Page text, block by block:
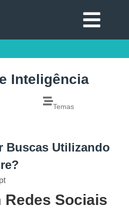
Inteligência
Temas
Buscas Utilizando
Redes Sociais